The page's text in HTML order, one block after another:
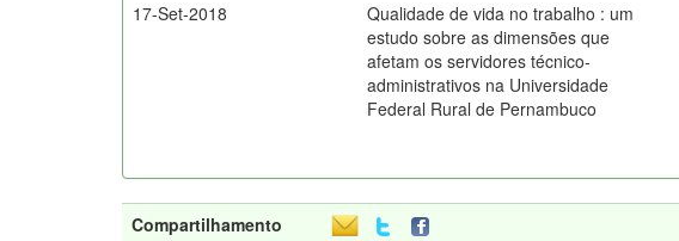
17-Set-2018
Qualidade de vida no trabalho : um
estudo sobre as dimensões que
afetam os servidores técnico-
administrativos na Universidade
Federal Rural de Pernambuco
Compartilhamento